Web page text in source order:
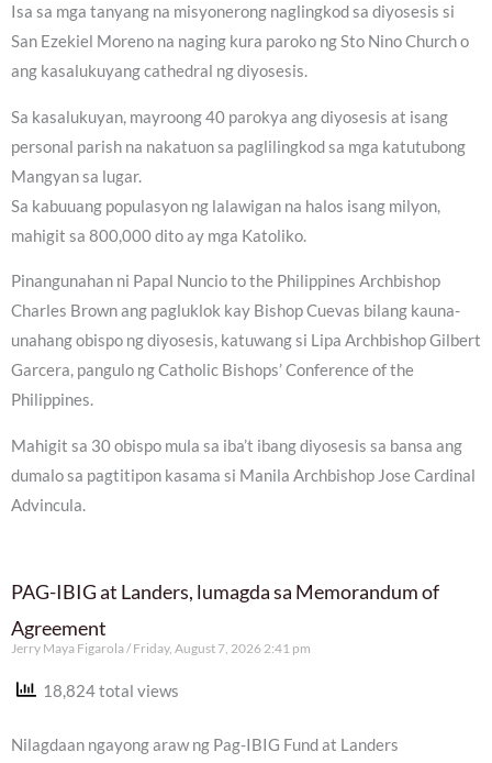
Isa sa mga tanyang na misyonerong naglingkod sa diyosesis si
San Ezekiel Moreno na naging kura paroko ng Sto Nino Church o
ang kasalukuyang cathedral ng diyosesis.
Sa kasalukuyan, mayroong 40 parokya ang diyosesis at isang
personal parish na nakatuon sa paglilingkod sa mga katutubong
Mangyan sa lugar.
Sa kabuuang populasyon ng lalawigan na halos isang milyon,
mahigit sa 800,000 dito ay mga Katoliko.
Pinangunahan ni Papal Nuncio to the Philippines Archbishop
Charles Brown ang pagluklok kay Bishop Cuevas bilang kauna-
unahang obispo ng diyosesis, katuwang si Lipa Archbishop Gilbert
Garcera, pangulo ng Catholic Bishops’ Conference of the
Philippines.
Mahigit sa 30 obispo mula sa iba’t ibang diyosesis sa bansa ang
dumalo sa pagtitipon kasama si Manila Archbishop Jose Cardinal
Advincula.
PAG-IBIG at Landers, lumagda sa Memorandum of
Agreement
Jerry Maya Figarola Friday, August 7, 2026 2:41 pm
18,824 total views
Nilagdaan ngayong araw ng Pag-IBIG Fund at Landers